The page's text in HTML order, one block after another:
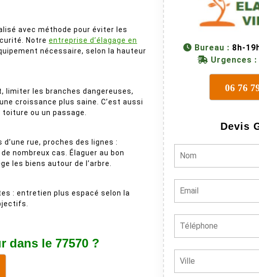
avec méthode pour éviter les
Notre entreprise d’élagage en
nécessaire, selon la hauteur
limiter les branches dangereuses,
croissance plus saine. C’est aussi
ou un passage.
rue, proches des lignes :
nombreux cas. Élaguer au bon
les biens autour de l’arbre.
: entretien plus espacé selon la
dans le 77570 ?
Bureau : 8h-
Urgences :
06 76
Devis